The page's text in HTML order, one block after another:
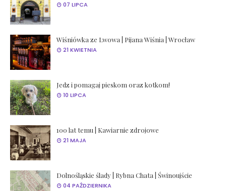
07 LIPCA
Wiśniówka ze Lwowa | Pijana Wiśnia | Wrocław
21 KWIETNIA
Jedz i pomagaj pieskom oraz kotkom!
10 LIPCA
100 lat temu | Kawiarnie zdrojowe
21 MAJA
Dolnośląskie ślady | Rybna Chata | Świnoujście
04 PAŹDZIERNIKA